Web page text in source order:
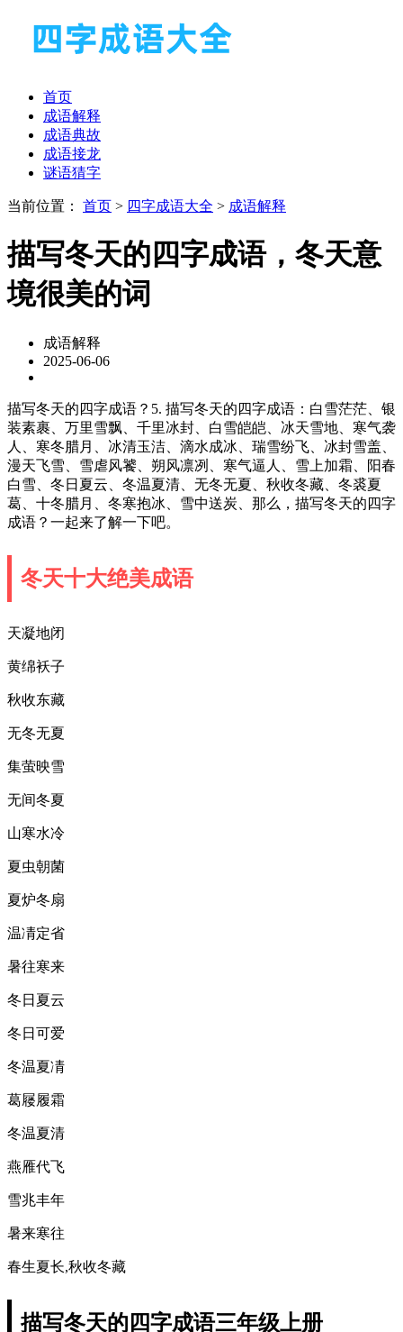
首页
成语解释
成语典故
成语接龙
谜语猜字
当前位置： 首页 > 四字成语大全 > 成语解释
描写冬天的四字成语，冬天意
境很美的词
成语解释
2025-06-06
描写冬天的四字成语？5. 描写冬天的四字成语：白雪茫茫、银
装素裹、万里雪飘、千里冰封、白雪皑皑、冰天雪地、寒气袭
人、寒冬腊月、冰清玉洁、滴水成冰、瑞雪纷飞、冰封雪盖、
漫天飞雪、雪虐风饕、朔风凛冽、寒气逼人、雪上加霜、阳春
白雪、冬日夏云、冬温夏清、无冬无夏、秋收冬藏、冬裘夏
葛、十冬腊月、冬寒抱冰、雪中送炭、那么，描写冬天的四字
成语？一起来了解一下吧。
冬天十大绝美成语
天凝地闭
黄绵袄子
秋收东藏
无冬无夏
集萤映雪
无间冬夏
山寒水冷
夏虫朝菌
夏炉冬扇
温凊定省
暑往寒来
冬日夏云
冬日可爱
冬温夏凊
葛屦履霜
冬温夏清
燕雁代飞
雪兆丰年
暑来寒往
春生夏长,秋收冬藏
描写冬天的四字成语三年级上册